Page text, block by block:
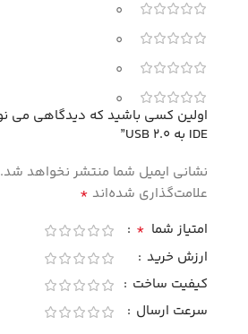
0
0
0
0
IDE به USB 2.0”
نشانی ایمیل شما منتشر نخواهد شد.
علامت‌گذاری شده‌اند *
امتیاز شما *
ارزش خرید
کیفیت ساخت
سرعت ارسال